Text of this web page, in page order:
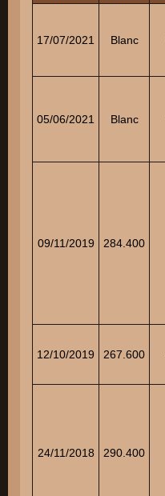
17/07/2021 Blanc
05/06/2021 Blanc
09/11/2019 284.400
12/10/2019 267.600
24/11/2018 290.400